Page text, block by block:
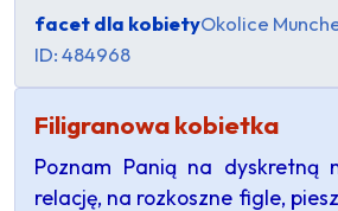
facet dla kobietyOkolice
ID: 484968
Filigranowa kobietka
Poznam Panią na dyskretną
relację, na rozkoszne figle,